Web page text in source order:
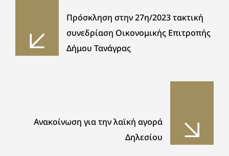
Πρόσκληση στην 27η/2023 τακτική
συνεδρίαση Οικονομικής Επιτροπής
Δήμου Τανάγρας
Ανακοίνωση για την λαϊκή αγορά
Δηλεσίου